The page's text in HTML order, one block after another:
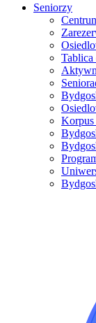
Seniorzy
Tablica
Korpus